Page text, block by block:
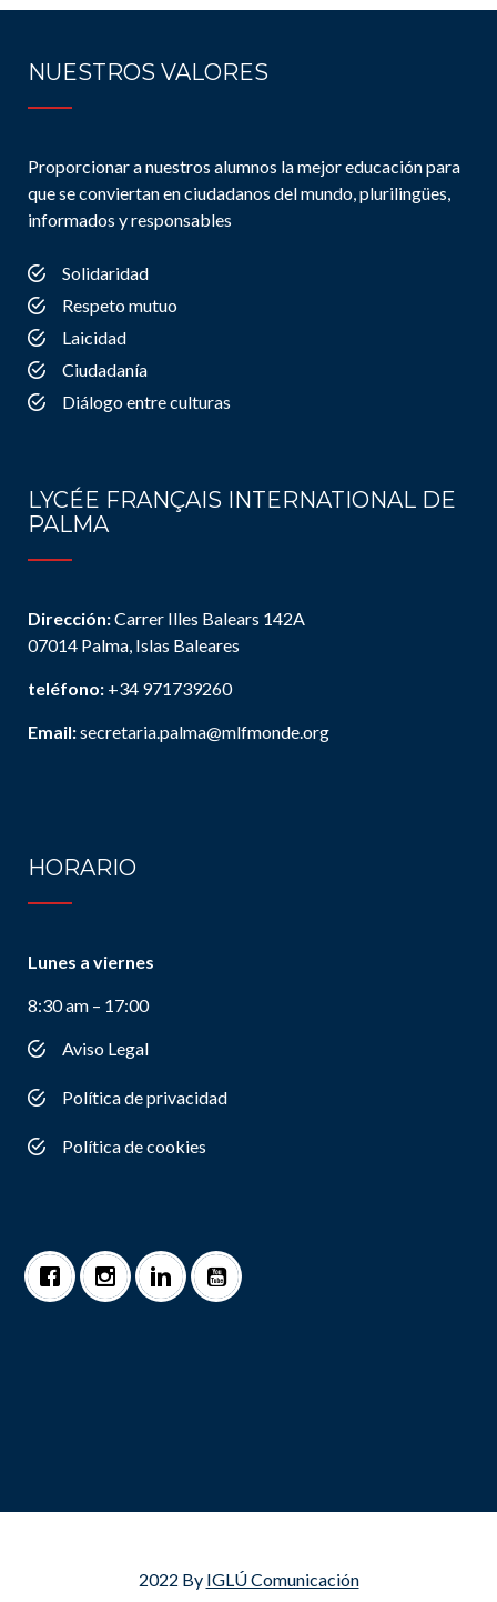
NUESTROS VALORES
Proporcionar a nuestros alumnos la mejor educación para
que se conviertan en ciudadanos del mundo, plurilingües,
informados y responsables
Solidaridad
Respeto mutuo
Laicidad
Ciudadanía
Diálogo entre culturas
LYCÉE FRANÇAIS INTERNATIONAL DE
PALMA
Dirección:Carrer Illes Balears 142A
07014 Palma, Islas Baleares
teléfono: +34 971739260
Email:secretaria.palma@mlfmonde.org
HORARIO
Lunes a viernes
8:30 am – 17:00
Aviso Legal
Política de privacidad
Política de cookies
2022 By IGLÚ Comunicación